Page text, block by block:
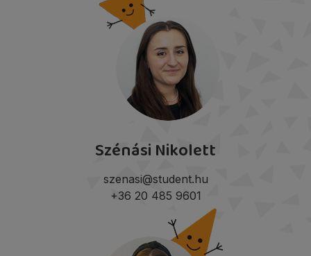
Szénási Nikolett
szenasi@student.hu
+36 20 485 9601